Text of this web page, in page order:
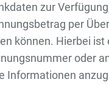
zur
per
können. Hierbei ist
oder
Informationen